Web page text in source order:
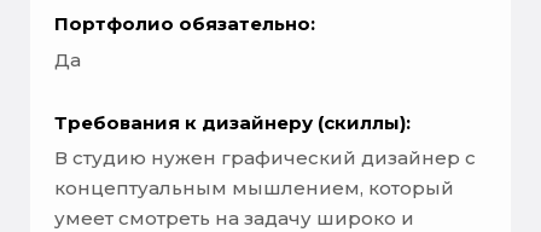
Портфолио обязательно:
Да
Требования к дизайнеру (скиллы):
В студию нужен графический дизайнер с
концептуальным мышлением, который
умеет смотреть на задачу широко и